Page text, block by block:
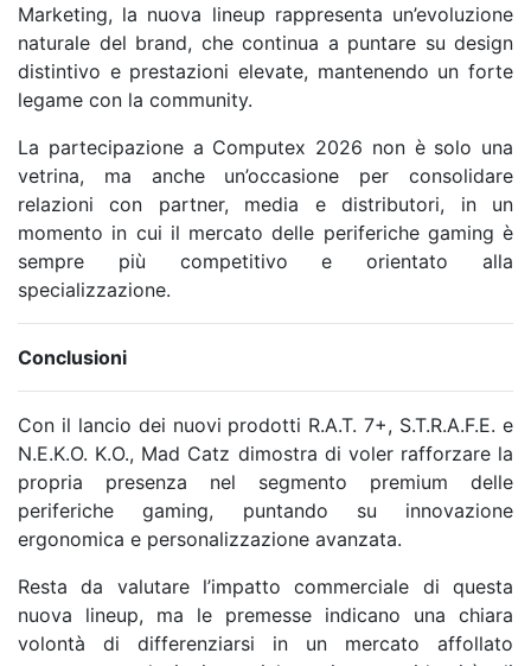
Marketing, la nuova lineup rappresenta un’evoluzione
naturale del brand, che continua a puntare su design
distintivo e prestazioni elevate, mantenendo un forte
legame con la community.
La partecipazione a Computex 2026 non è solo una
vetrina, ma anche un’occasione per consolidare
relazioni con partner, media e distributori, in un
momento in cui il mercato delle periferiche gaming è
sempre più competitivo e orientato alla
specializzazione.
Conclusioni
Con il lancio dei nuovi prodotti R.A.T. 7+, S.T.R.A.F.E. e
N.E.K.O. K.O., Mad Catz dimostra di voler rafforzare la
propria presenza nel segmento premium delle
periferiche gaming, puntando su innovazione
ergonomica e personalizzazione avanzata.
Resta da valutare l’impatto commerciale di questa
nuova lineup, ma le premesse indicano una chiara
volontà di differenziarsi in un mercato affollato